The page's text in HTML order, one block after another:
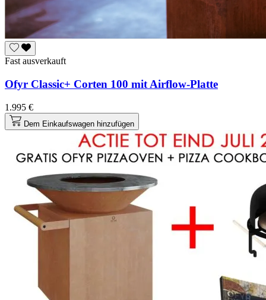
Fast ausverkauft
Ofyr Classic+ Corten 100 mit Airflow-Platte
1.995 €
Dem Einkaufswagen hinzufügen